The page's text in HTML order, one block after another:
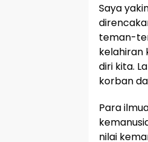
Saya
teman-
kelahiran
diri kita.
korban
Para
nilai